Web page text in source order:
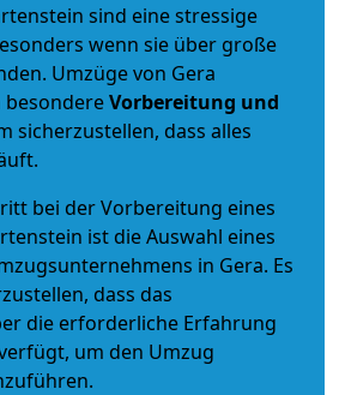
sind eine stressige
wenn sie über große
Umzüge von Gera
Vorbereitung und
sicherzustellen, dass alles
bei der Vorbereitung eines
ist die Auswahl eines
in Gera. Es
dass das
die erforderliche Erfahrung
um den Umzug